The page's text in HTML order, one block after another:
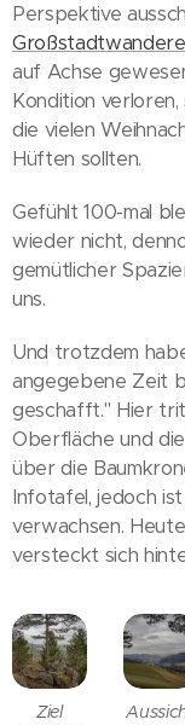
Perspektive
auf Achse
Kondition
die vielen
Hüften sollten.
Gefühlt 100-mal
wieder nicht,
gemütlicher
uns.
Und trotzdem
angegebene Zeit
geschafft." Hier
Oberfläche und
über die
Infotafel, jedoch
verwachsen.
versteckt sich
Ziel